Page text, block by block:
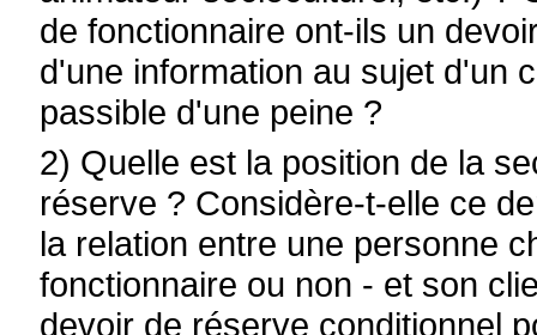
de fonctionnaire ont-ils un
d'une information au sujet d'un
passible d'une peine ?
2) Quelle est la position de la
réserve ? Considère-t-elle ce
la relation entre une personne
fonctionnaire ou non - et son
devoir de réserve conditionnel